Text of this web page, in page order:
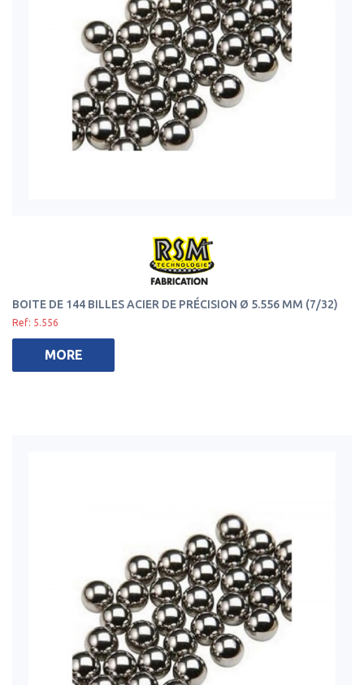
BOITE DE 144 BILLES ACIER DE PRÉCISION Ø 5.556 MM (7/32)
Ref: 5.556
MORE